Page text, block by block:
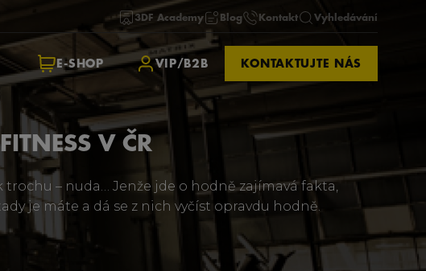
3DF Academy Blog Kontakt Vyhledávání
KONTAKTUJTE NÁS
E-SHOP VIP/B2B
V ČR
– nuda… Jenže jde o hodně zajímavá fakta,
je máte a dá se z nich vyčíst opravdu hodně.